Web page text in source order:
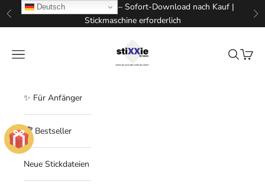
Zum Inhalt springen
Zurück
📥 Digitale Stickdateien – Sofort-Download nach Kauf |
Stickmaschine erforderlich
STIXXIE LLC
Menü
Suchen
✨ Für Anfänger
🏆 Bestseller
Neue Stickdateien
Deutsch